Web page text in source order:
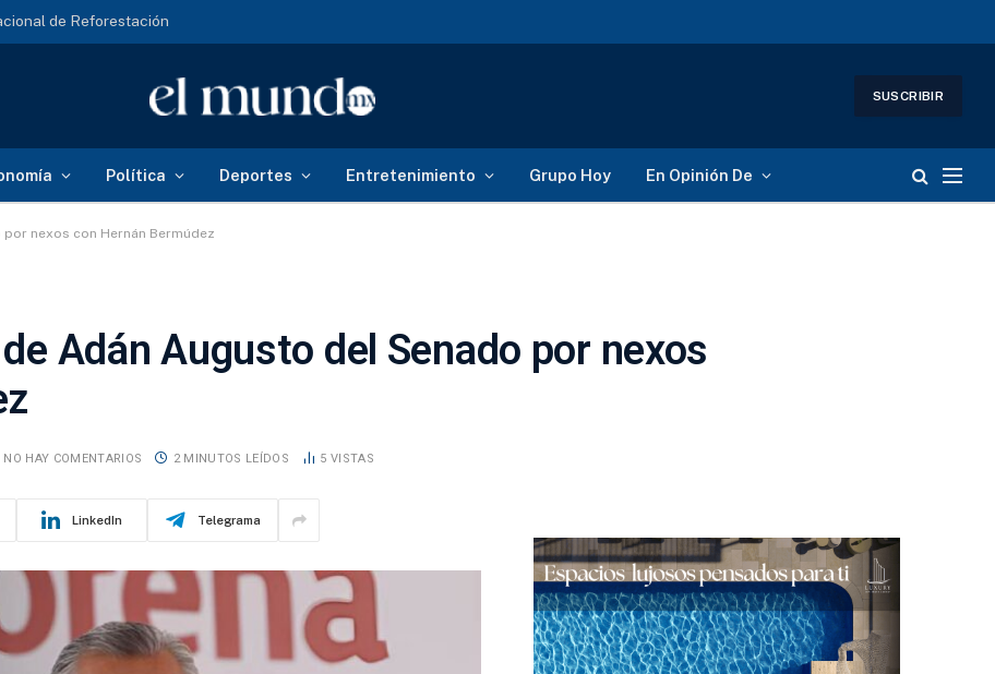
de Reforestación
SUSCRIBIR
Política Deportes Entretenimiento Grupo Hoy En Opinión De
nexos con Hernán Bermúdez
Adán Augusto del Senado por nexos
NO HAY COMENTARIOS 2 MINUTOS LEÍDOS 5 VISTAS
LinkedIn Telegrama